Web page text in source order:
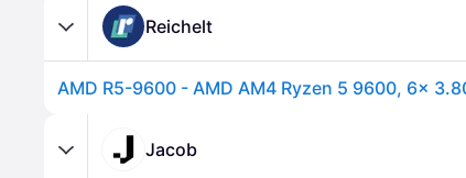
Reichelt
AMD R5-9600 - AMD AM4 Ryzen 5 9600, 6x
Jacob